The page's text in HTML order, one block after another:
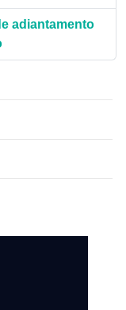
adiantamento